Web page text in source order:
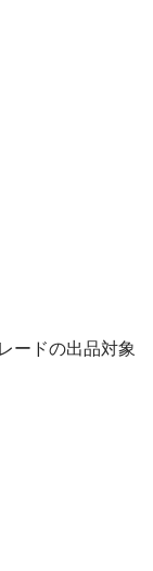
ードの出品対象